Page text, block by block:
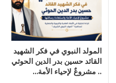
المولد النبوي في فكر الشهيد
القائد حسين بدر الدين الحوثي
.. مشروعٌ لإحياء الأمة…